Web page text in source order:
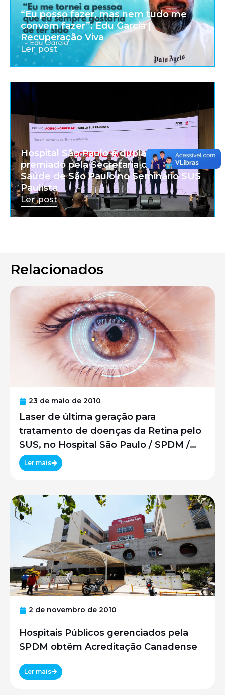
“Eu posso fazer, mas nem tudo me
convém fazer”: Edu Garcia |
Recuperação Viva
Ler post
Hospital São Paulo é duplamente
premiado pela Secretaria de Estado da
Saúde de São Paulo no Seminário SUS
Paulista
Ler post
Relacionados
23 de maio de 2010
Laser de última geração para
tratamento de doenças da Retina pelo
SUS, no Hospital São Paulo / SPDM /
UNIFESP
Ler mais
2 de novembro de 2010
Hospitais Públicos gerenciados pela
SPDM obtêm Acreditação Canadense
Ler mais